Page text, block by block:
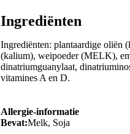
Ingrediënten
Ingrediënten: plantaardige oliën
(kalium), weipoeder (MELK),
dinatriumguanylaat,
vitamines A en D.
Allergie-informatie
Bevat:Melk, Soja